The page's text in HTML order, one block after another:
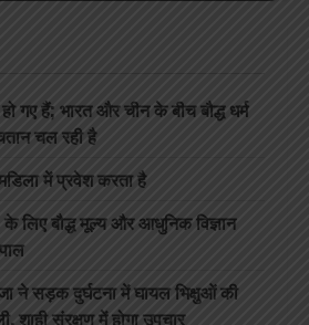
गए हैं; भारत और चीन के बीच बौद्ध धर्म
चल रही है
में प्रवेश करता है
लिए बौद्ध मूल्य और आधुनिक विज्ञान
ने सड़क दुर्घटना में घायल भिक्षुओं की
शाही संरक्षण में होगा उपचार